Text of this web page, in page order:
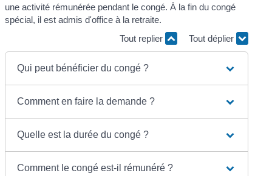
une activité rémunérée pendant le congé. À la fin du congé
spécial, il est admis d'office à la retraite.
Tout replier
Tout déplier
Qui peut bénéficier du congé ?
Comment en faire la demande ?
Quelle est la durée du congé ?
Comment le congé est-il rémunéré ?